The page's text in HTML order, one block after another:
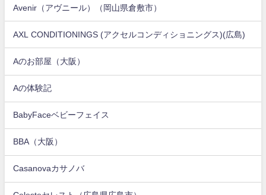
Avenir（アヴニール）（岡山県倉敷市）
AXL CONDITIONINGS (アクセルコンディショニングス)(広島)
Aのお部屋（大阪）
Aの体験記
BabyFaceベビーフェイス
BBA（大阪）
Casanovaカサノバ